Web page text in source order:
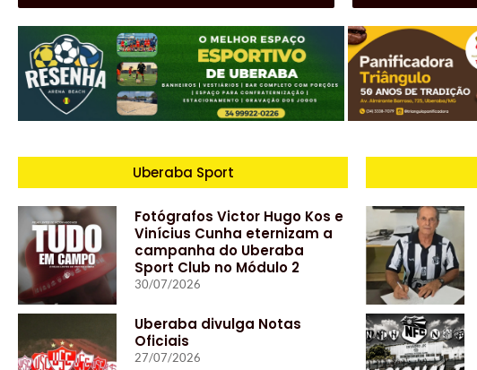
Uberaba Sport
Fotógrafos Victor Hugo Kos e
Vinícius Cunha eternizam a
campanha do Uberaba
Sport Club no Módulo 2
30/07/2026
Uberaba divulga Notas
Oficiais
27/07/2026